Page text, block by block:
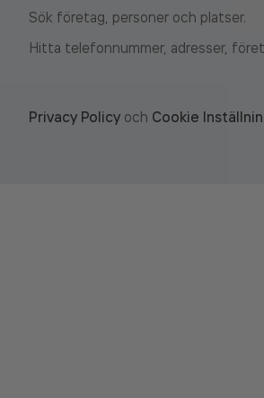
Sök företag, personer och platser.
Hitta telefonnummer, adresser,
Privacy Policy och Cookie